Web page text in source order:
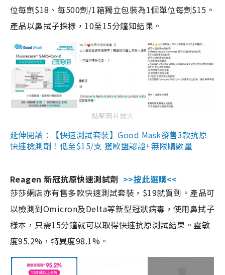
位每劑$18、每500劑/1箱獨立包裝為1個單位每劑$15。
產品以鼻拭子採樣，10至15分鐘知結果。
點擊圖片放大
延伸閱讀：【快速測試套裝】Good Mask發售3款抗原
快速檢測劑！低至$15/支 獲歐盟認證+無限購數量
Reagen 新冠抗原快速測試劑 >>按此選購<<
莎莎網店亦有售多款快速測試套裝，$19就買到。產品可
以檢測到Omicron及Delta等新型冠狀病毒，使用鼻拭子
樣本，只需15分鐘就可以取得快速抗原測試結果。靈敏
度95.2%，特異度98.1%。